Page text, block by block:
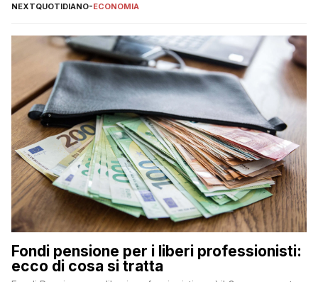
NEXTQUOTIDIANO-ECONOMIA
Fondi pensione per i liberi professionisti:
ecco di cosa si tratta